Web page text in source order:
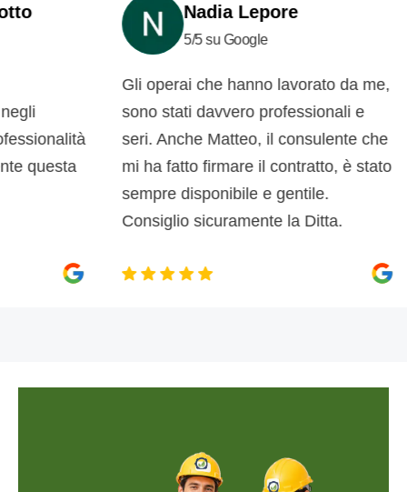
Nadia Lepore
5/5 su Google
Gli operai che hanno lavorato da me,
sono stati davvero professionali e
seri. Anche Matteo, il consulente che
mi ha fatto firmare il contratto, è stato
sempre disponibile e gentile.
Consiglio sicuramente la Ditta.